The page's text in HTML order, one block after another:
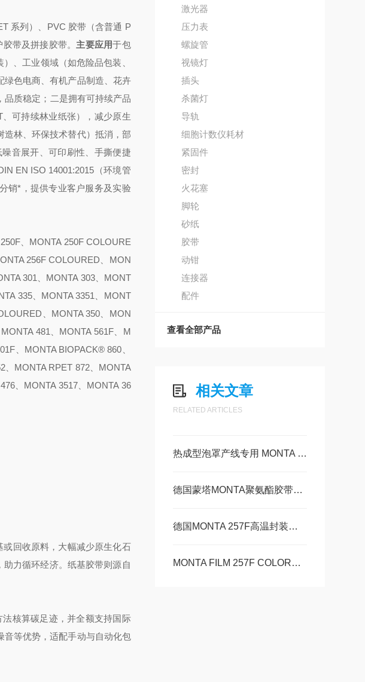
激光器
压力表
螺旋管
视镜灯
插头
杀菌灯
导轨
细胞计数仪耗材
紧固件
密封
火花塞
脚轮
砂纸
胶带
动钳
连接器
配件
查看全部产品
相关文章
RELATED ARTICLES
热成型泡罩产线专用 MONTA 257F 高温拼接胶带技术解析
德国蒙塔MONTA聚氨酯胶带257F技术特点
德国MONTA 257F高温封装胶带技术特点
MONTA FILM 257F COLORED胶带技术参数
系列）、PVC 胶带（含普通 P
带及拼接胶带。 主要应用于包
、工业领域（如危险品包装、
绿色电商、有机产品制造、花卉
质稳定； 二是拥有可持续产品
可持续林业纸张），减少原生
造林、环保技术替代）抵消，部
音展开、可印刷性、手撕便捷
EN ISO 14001:2015（环境管
销*，提供专业客户服务及实验
、MONTA 250F COLOURE
256F COLOURED、MON
301、MONTA 303、MONT
335、MONTA 3351、MONT
、MONTA 350、MON
481、MONTA 561F、M
、MONTA BIOPACK® 860、
、MONTA RPET 872、MONTA
、MONTA 3517、MONTA 36
回收原料，大幅减少原生化石
力循环经济。纸基胶带则源自
核算碳足迹，并全额支持国际
音等优势，适配手动与自动化包